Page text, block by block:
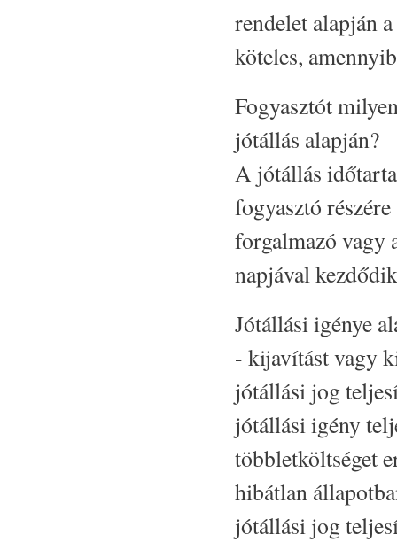
rendelet alapján
köteles,
Fogyasztót
jótállás alapján?
A jótállás
fogyasztó
forgalmazó vagy
napjával
Jótállási igénye
- kijavítást vagy
jótállási jog
jótállási igény
többletköltséget
hibátlan
jótállási jog